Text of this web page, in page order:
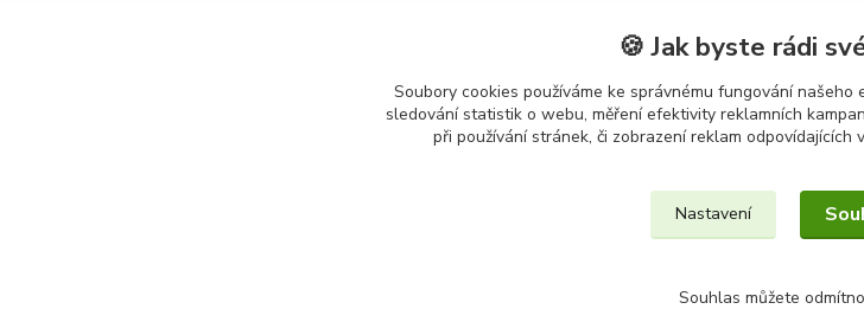
tř.
🍪 Jak byste rádi
Soubory cookies používáme ke správnému fungování
sledování statistik o webu, měření efektivity reklamních
při používání stránek, či zobrazení reklam odpovídajících
Nastavení
Souhlas můžete